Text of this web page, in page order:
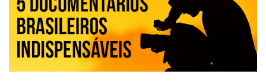
filme do ano até aqui. Repleto de criatividade, humor e sem medo de não se
levar a sério, a produção aborda temas complexos com críticas potentes. Já
conhecida por sua filmografia feminista, Gerwig traz uma reflexão de
como a Barbie se encaixa no mundo moderno, desenvolvendo a
importância e o impacto, positivo ou negativo, da boneca na vida das
pessoas. Isso tudo com um sentimento de nostalgia multigeracional. Na